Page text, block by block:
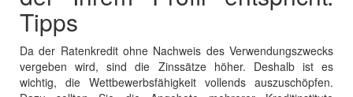
Tipps
Da der Ratenkredit ohne Nachweis des Verwendungszwecks
vergeben wird, sind die Zinssätze höher. Deshalb ist es
wichtig, die Wettbewerbsfähigkeit vollends auszuschöpfen.